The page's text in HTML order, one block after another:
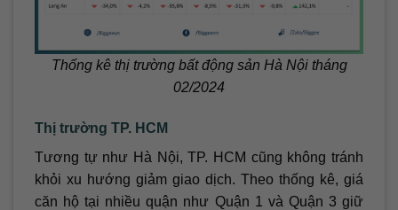
Thống kê thị trường bất động sản Hà Nội tháng
02/2024
Thị trường TP. HCM
Tương tự như Hà Nội, TP. HCM cũng không tránh
khỏi xu hướng giảm giao dịch. Theo thống kê, giá
căn hộ tại nhiều quận như Quận 1 và Quận 3 giữ